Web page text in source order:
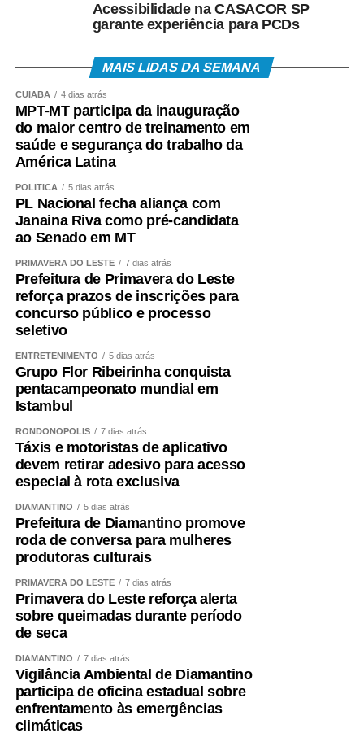
Acessibilidade na CASACOR SP
garante experiência para PCDs
MAIS LIDAS DA SEMANA
CUIABÁ 4 dias atrás
MPT-MT participa da inauguração
do maior centro de treinamento em
saúde e segurança do trabalho da
América Latina
POLÍTICA 5 dias atrás
PL Nacional fecha aliança com
Janaina Riva como pré-candidata
ao Senado em MT
PRIMAVERA DO LESTE 7 dias atrás
Prefeitura de Primavera do Leste
reforça prazos de inscrições para
concurso público e processo
seletivo
ENTRETENIMENTO 5 dias atrás
Grupo Flor Ribeirinha conquista
pentacampeonato mundial em
Istambul
RONDONÓPOLIS 7 dias atrás
Táxis e motoristas de aplicativo
devem retirar adesivo para acesso
especial à rota exclusiva
DIAMANTINO 5 dias atrás
Prefeitura de Diamantino promove
roda de conversa para mulheres
produtoras culturais
PRIMAVERA DO LESTE 7 dias atrás
Primavera do Leste reforça alerta
sobre queimadas durante período
de seca
DIAMANTINO 7 dias atrás
Vigilância Ambiental de Diamantino
participa de oficina estadual sobre
enfrentamento às emergências
climáticas